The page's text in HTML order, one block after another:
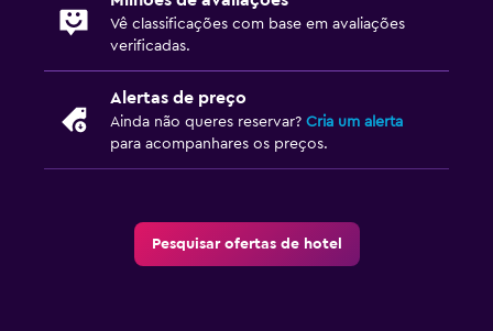
Área de trabalho
Fax/fotocopiadora
Secretária
Loja de presentes
Vê classificações com base em avaliações
verificadas.
Alertas de preço
Ainda não queres reservar? Cria um alerta
para acompanhares os preços.
Pesquisar ofertas de hotel